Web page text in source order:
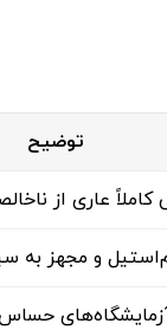
توضیح
عاری از
و مجهز به